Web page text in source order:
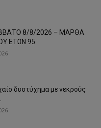
8/8/2026 – ΜΑΡΘΑ
ΕΤΩΝ 95
δυστύχημα με νεκρούς